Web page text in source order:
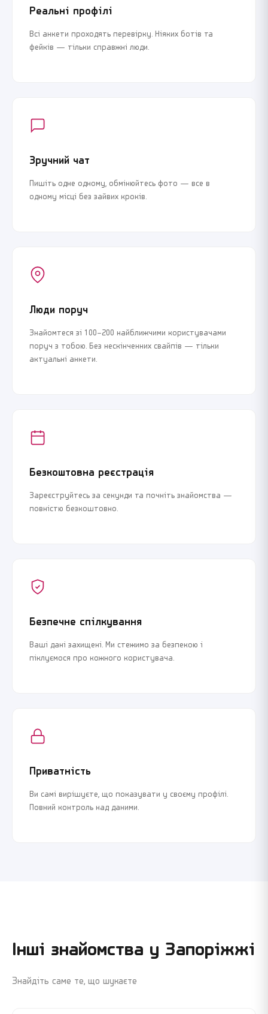
Реальні профілі
Всі анкети проходять перевірку. Ніяких ботів та
фейків — тільки справжні люди.
Зручний чат
Пишіть одне одному, обмінюйтесь фото — все в
одному місці без зайвих кроків.
Люди поруч
Знайомтеся зі 100–200 найближчими користувачами
поруч з тобою. Без нескінченних свайпів — тільки
актуальні анкети.
Безкоштовна реєстрація
Зареєструйтесь за секунди та почніть знайомства —
повністю безкоштовно.
Безпечне спілкування
Ваші дані захищені. Ми стежимо за безпекою і
піклуємося про кожного користувача.
Приватність
Ви самі вирішуєте, що показувати у своєму профілі.
Повний контроль над даними.
Інші знайомства у Запоріжжі
Знайдіть саме те, що шукаєте